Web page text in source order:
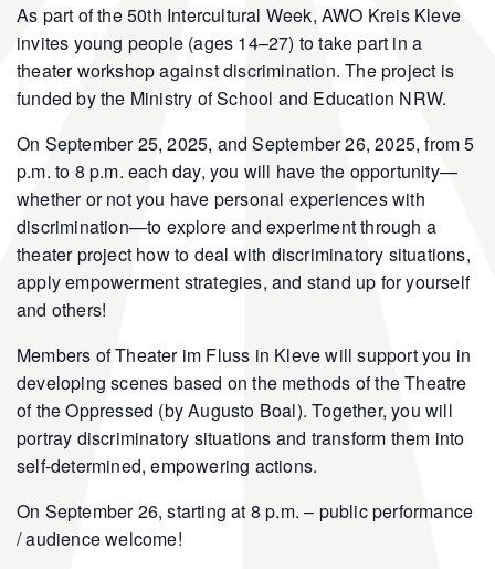
As part of the 50th Intercultural Week, AWO Kreis Kleve
invites young people (ages 14–27) to take part in a
theater workshop against discrimination. The project is
funded by the Ministry of School and Education NRW.
On September 25, 2025, and September 26, 2025, from 5
p.m. to 8 p.m. each day, you will have the opportunity—
whether or not you have personal experiences with
discrimination—to explore and experiment through a
theater project how to deal with discriminatory situations,
apply empowerment strategies, and stand up for yourself
and others!
Members of Theater im Fluss in Kleve will support you in
developing scenes based on the methods of the Theatre
of the Oppressed (by Augusto Boal). Together, you will
portray discriminatory situations and transform them into
self-determined, empowering actions.
On September 26, starting at 8 p.m. – public performance
/ audience welcome!